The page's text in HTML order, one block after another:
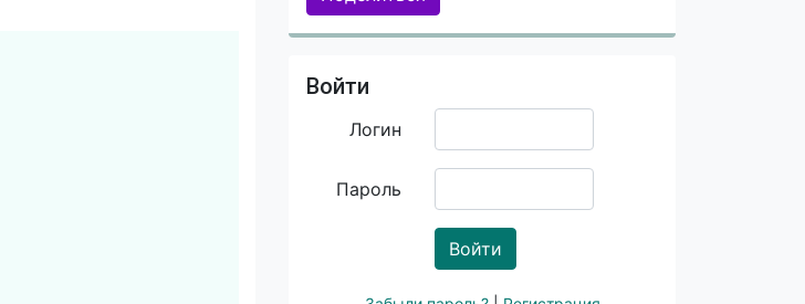
Войти
Логин
Пароль
Войти